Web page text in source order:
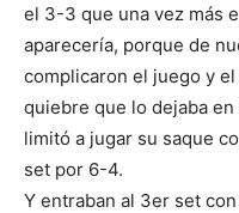
el 3-3 que una vez más
aparecería, porque de
complicaron el juego y
quiebre que lo dejaba
limitó a jugar su saque
set por 6-4.
Y entraban al 3er set